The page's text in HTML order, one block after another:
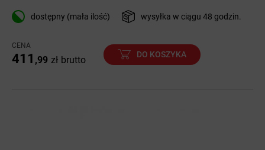
dostępny (mała ilość) wysyłka w ciągu 48 godzin.
CENA
411 ,99 zł brutto
DO KOSZYKA